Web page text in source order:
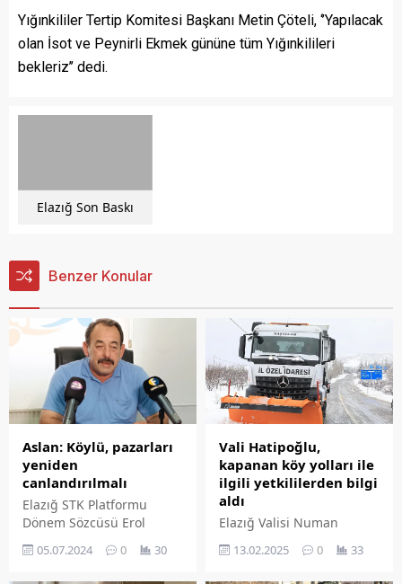
Yığınkililer Tertip Komitesi Başkanı Metin Çöteli, ‘’Yapılacak
olan İsot ve Peynirli Ekmek gününe tüm Yığınkilileri
bekleriz’’ dedi.
Elazığ Son Baskı
Benzer Konular
Aslan: Köylü, pazarları
yeniden
canlandırılmalı
Elazığ STK Platformu
Dönem Sözcüsü Erol
ve sürdürülebilir gıdaya
05.07.2024 0 30
Vali Hatipoğlu,
kapanan köy yolları ile
ilgili yetkililerden bilgi
aldı
Elazığ Valisi Numan
yollarını yerinde
13.02.2025 0 33